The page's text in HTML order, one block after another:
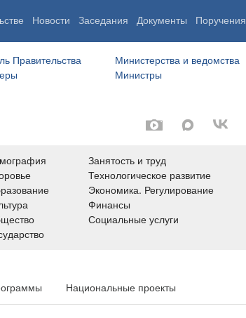
Новости Заседания Документы Поручения
Правительства
Министерства и ведомства
Министры
Занятость и труд
Технологическое развитие
Экономика. Регулирование
Финансы
Социальные услуги
Национальные проекты